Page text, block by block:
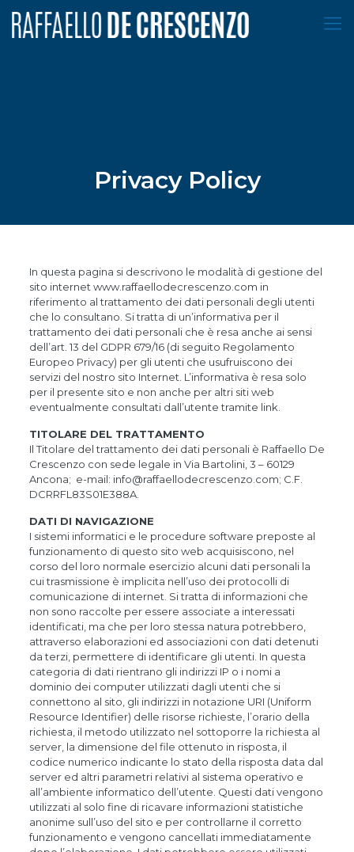
Privacy Policy
In questa pagina si descrivono le modalità di gestione del
sito internet www.raffaellodecrescenzo.com in
riferimento al trattamento dei dati personali degli utenti
che lo consultano. Si tratta di un’informativa per il
trattamento dei dati personali che è resa anche ai sensi
dell’art. 13 del GDPR 679/16 (di seguito Regolamento
Europeo Privacy) per gli utenti che usufruiscono dei
servizi del nostro sito Internet. L’informativa è resa solo
per il presente sito e non anche per altri siti web
eventualmente consultati dall’utente tramite link.
TITOLARE DEL TRATTAMENTO
Il Titolare del trattamento dei dati personali è Raffaello De
Crescenzo con sede legale in Via Bartolini, 3 – 60129
Ancona; e-mail: info@raffaellodecrescenzo.com; C.F.
DCRRFL83S01E388A.
DATI DI NAVIGAZIONE
I sistemi informatici e le procedure software preposte al
funzionamento di questo sito web acquisiscono, nel
corso del loro normale esercizio alcuni dati personali la
cui trasmissione è implicita nell’uso dei protocolli di
comunicazione di internet. Si tratta di informazioni che
non sono raccolte per essere associate a interessati
identificati, ma che per loro stessa natura potrebbero,
attraverso elaborazioni ed associazioni con dati detenuti
da terzi, permettere di identificare gli utenti. In questa
categoria di dati rientrano gli indirizzi IP o i nomi a
dominio dei computer utilizzati dagli utenti che si
connettono al sito, gli indirizzi in notazione URI (Uniform
Resource Identifier) delle risorse richieste, l’orario della
richiesta, il metodo utilizzato nel sottoporre la richiesta al
server, la dimensione del file ottenuto in risposta, il
codice numerico indicante lo stato della risposta data dal
server ed altri parametri relativi al sistema operativo e
all’ambiente informatico dell’utente. Questi dati vengono
utilizzati al solo fine di ricavare informazioni statistiche
anonime sull’uso del sito e per controllarne il corretto
funzionamento e vengono cancellati immediatamente